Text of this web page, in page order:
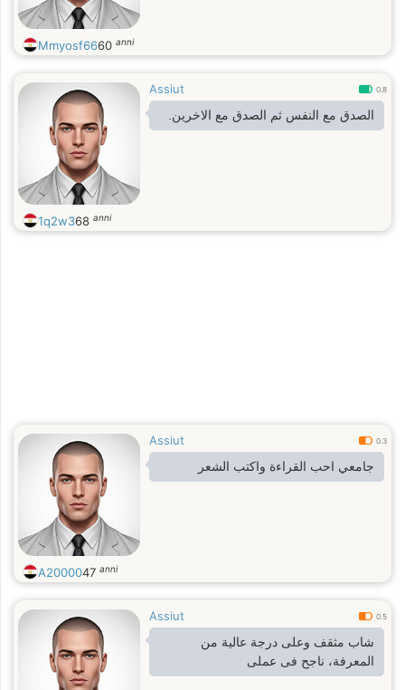
Mmyosf6660 anni
Assiut 0.8
الصدق مع النفس ثم الصدق مع الاخرين.
1q2w368 anni
Assiut 0.3
جامعي احب القراءة واكتب الشعر
A2000047 anni
Assiut 0.5
شاب مثقف وعلى درجة عالية من
المعرفة، ناجح فى عملى